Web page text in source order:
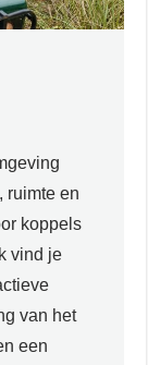
ruimte en
koppels
vind je
van het
een